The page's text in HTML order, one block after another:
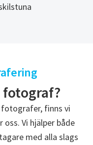
fotografer, finns vi
Vi hjälper både
med alla slags